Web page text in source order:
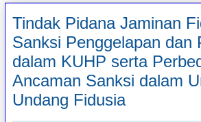
Tindak Pidana Jaminan
Sanksi Penggelapan dan
dalam KUHP serta
Ancaman Sanksi dalam
Undang Fidusia